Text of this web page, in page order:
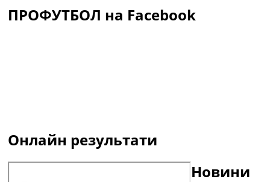
ПРОФУТБОЛ на Facebook
Онлайн результати
Новини